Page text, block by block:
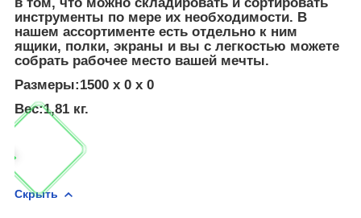
в том, что можно складировать и сортировать
инструменты по мере их необходимости. В
нашем ассортименте есть отдельно к ним
ящики, полки, экраны и вы с легкостью можете
собрать рабочее место вашей мечты.
Размеры:1500 x 0 x 0
Вес:1,81 кг.
Скрыть